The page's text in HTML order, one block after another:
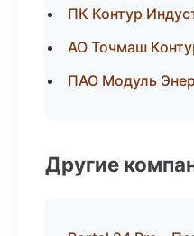
ПК Контур
АО Точмаш
ПАО Модуль
Другие